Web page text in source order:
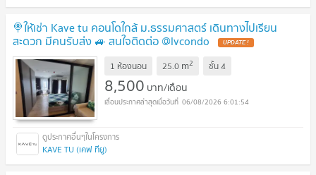
🍭ให้เช่า Kave tu คอนโดใกล้ ม.ธรรมศาสตร์ เดินทางไปเรียน
สะดวก มีคนรับส่ง 🚙 สนใจติดต่อ @lvcondo
1 ห้องนอน 25.0 m2 ชั้น4
8,500 บาท/เดือน
06/08/2026 6:01:54
KAVE TU (เคฟ ทียู)